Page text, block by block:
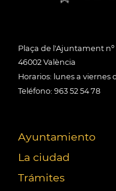
Plaça de l'Ajuntament nº
46002 València
Horarios: lunes a viernes
Teléfono: 963 52 54 78
Ayuntamiento
La ciudad
Trámites